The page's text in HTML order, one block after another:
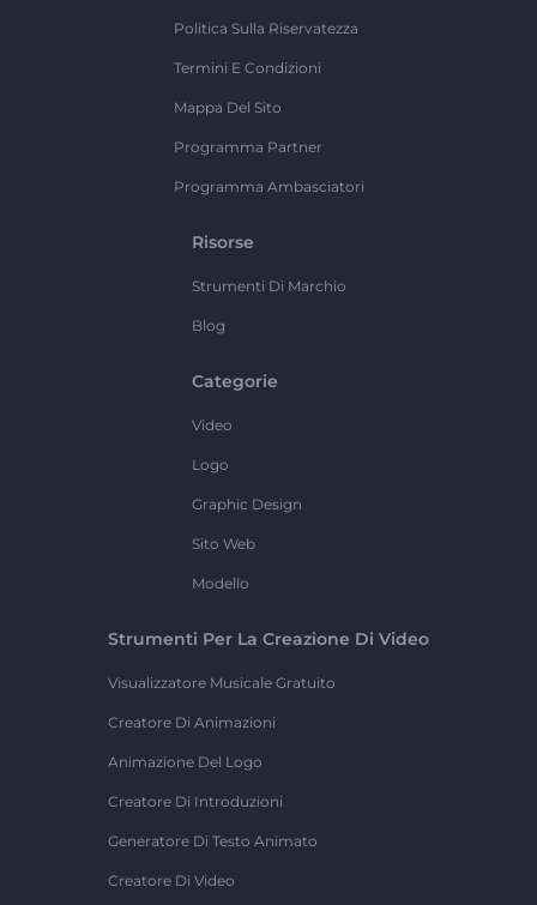
Politica Sulla Riservatezza
Termini E Condizioni
Mappa Del Sito
Programma Partner
Programma Ambasciatori
Risorse
Strumenti Di Marchio
Blog
Categorie
Video
Logo
Graphic Design
Sito Web
Modello
Strumenti Per La Creazione Di Video
Visualizzatore Musicale Gratuito
Creatore Di Animazioni
Animazione Del Logo
Creatore Di Introduzioni
Generatore Di Testo Animato
Creatore Di Video